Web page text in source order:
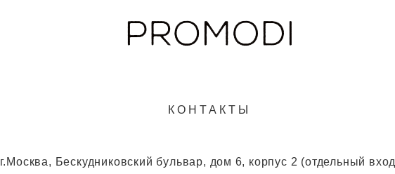
КОНТАКТЫ
г.Москва, Бескудниковский бульвар, дом 6, корпус 2 (отдельный вход